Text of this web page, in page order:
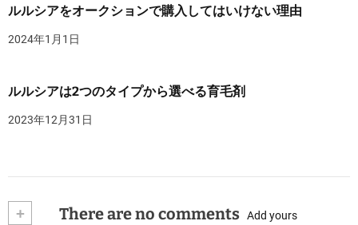
ルルシアをオークションで購入してはいけない理由
2024年1月1日
ルルシアは2つのタイプから選べる育毛剤
2023年12月31日
+ There are no comments Add yours